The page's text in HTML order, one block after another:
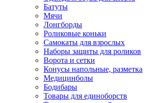
Батуты
Мячи
Лонгборды
Роликовые коньки
Самокаты для взрослых
Наборы защиты для роликов
Ворота и сетки
Конусы напольные, разметка
Медицинболы
Бодибары
Товары для единоборств